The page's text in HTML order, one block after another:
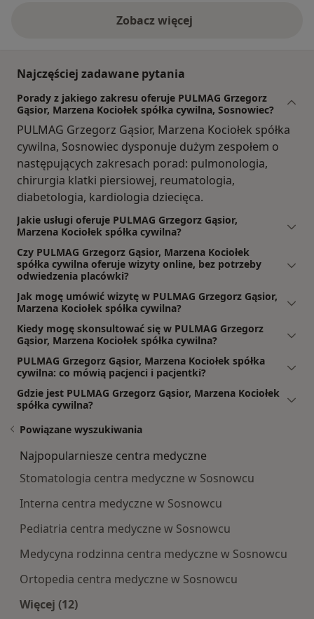
Zobacz więcej
Najczęściej zadawane pytania
Porady z jakiego zakresu oferuje PULMAG Grzegorz
Gąsior, Marzena Kociołek spółka cywilna, Sosnowiec?
PULMAG Grzegorz Gąsior, Marzena Kociołek spółka
cywilna, Sosnowiec dysponuje dużym zespołem o
następujących zakresach porad: pulmonologia,
chirurgia klatki piersiowej, reumatologia,
diabetologia, kardiologia dziecięca.
Jakie usługi oferuje PULMAG Grzegorz Gąsior,
Marzena Kociołek spółka cywilna?
Czy PULMAG Grzegorz Gąsior, Marzena Kociołek
spółka cywilna oferuje wizyty online, bez potrzeby
odwiedzenia placówki?
Jak mogę umówić wizytę w PULMAG Grzegorz Gąsior,
Marzena Kociołek spółka cywilna?
Kiedy mogę skonsultować się w PULMAG Grzegorz
Gąsior, Marzena Kociołek spółka cywilna?
PULMAG Grzegorz Gąsior, Marzena Kociołek spółka
cywilna: co mówią pacjenci i pacjentki?
Gdzie jest PULMAG Grzegorz Gąsior, Marzena Kociołek
spółka cywilna?
Powiązane wyszukiwania
Najpopularniesze centra medyczne
Stomatologia centra medyczne w Sosnowcu
Interna centra medyczne w Sosnowcu
Pediatria centra medyczne w Sosnowcu
Medycyna rodzinna centra medyczne w Sosnowcu
Ortopedia centra medyczne w Sosnowcu
Więcej (12)